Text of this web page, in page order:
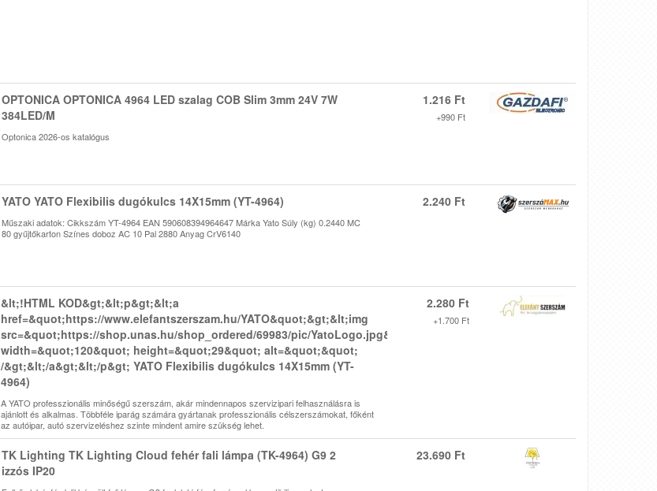
OPTONICA OPTONICA 4964 LED szalag COB Slim 3mm 24V 7W
384LED/M
Optonica 2026-os katalógus
1.216 Ft
+990 Ft
YATO YATO Flexibilis dugókulcs 14X15mm (YT-4964)
Műszaki adatok: Cikkszám YT-4964 EAN 590608394964647 Márka Yato Súly (kg) 0.2440 MC
80 gyűjtőkarton Színes doboz AC 10 Pal 2880 Anyag CrV6140
2.240 Ft
&lt;!HTML KOD&gt;&lt;p&gt;&lt;a
href=&quot;https://www.elefantszerszam.hu/YATO&quot;&gt;&lt;img
src=&quot;https://shop.unas.hu/shop_ordered/69983/pic/YatoLogo.jpg&quot;
width=&quot;120&quot; height=&quot;29&quot; alt=&quot;&quot;
/&gt;&lt;/a&gt;&lt;/p&gt; YATO Flexibilis dugókulcs 14X15mm (YT-
4964)
A YATO professzionális minőségű szerszám, akár mindennapos szervizipari felhasználásra is
ajánlott és alkalmas. Többféle iparág számára gyártanak professzionális célszerszámokat, főként
az autóipar, autó szervizeléshez szinte mindent amire szükség lehet.
2.280 Ft
+1.700 Ft
TK Lighting TK Lighting Cloud fehér fali lámpa (TK-4964) G9 2
izzós IP20
23.690 Ft